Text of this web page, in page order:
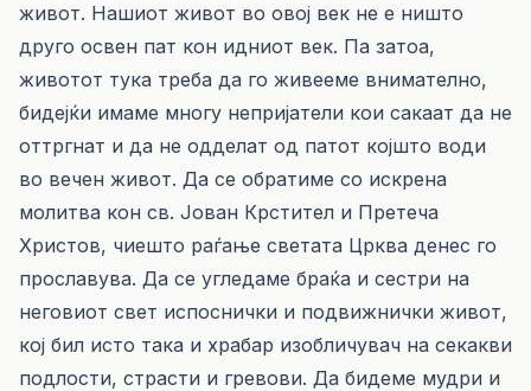
живот. Нашиот живот во овој век не е ништо
друго освен пат кон идниот век. Па затоа,
животот тука треба да го живееме внимателно,
бидејќи имаме многу непријатели кои сакаат да не
оттргнат и да не одделат од патот којшто води
во вечен живот. Да се обратиме со искрена
молитва кон св. Јован Крстител и Претеча
Христов, чиешто раѓање светата Црква денес го
прославува. Да се угледаме браќа и сестри на
неговиот свет испоснички и подвижнички живот,
кој бил исто така и храбар изобличувач на секакви
подлости, страсти и гревови. Да бидеме мудри и